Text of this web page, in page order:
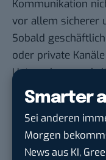
Smarter
Sei anderen
Morgen
News aus KI,
Kommunikation
vor allem sicherer
Sobald
oder private
Unternehmen
Wissen, Prozesse
Die neue
Planbarkeit